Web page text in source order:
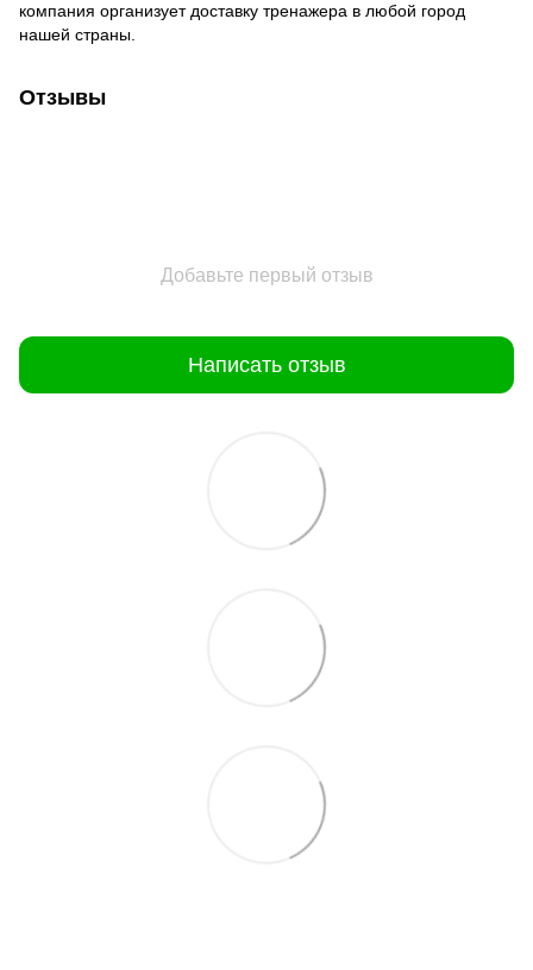
компания организует доставку тренажера в любой город
нашей страны.
Отзывы
Добавьте первый отзыв
Написать отзыв